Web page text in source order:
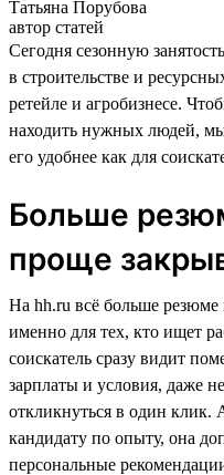
Татьяна Порубова
автор статей
Сегодня сезонную
в строительстве и
ретейле и агробизнесе.
находить нужных людей,
его удобнее как для
Больше
проще
На hh.ru всё больше резюме
именно для тех, кто ищет
соискатель сразу видит
зарплаты и условия, даже
откликнуться в один клик.
кандидату по опыту, она
персональные